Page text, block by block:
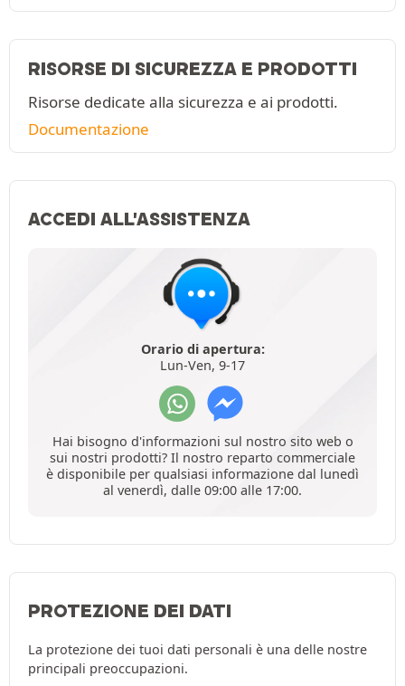
RISORSE DI SICUREZZA E PRODOTTI
Risorse dedicate alla sicurezza e ai prodotti.
Documentazione
ACCEDI ALL'ASSISTENZA
Orario di apertura:
Lun-Ven, 9-17
Hai bisogno d'informazioni sul nostro sito web o
sui nostri prodotti? Il nostro reparto commerciale
è disponibile per qualsiasi informazione dal lunedì
al venerdì, dalle 09:00 alle 17:00.
PROTEZIONE DEI DATI
La protezione dei tuoi dati personali è una delle nostre
principali preoccupazioni.